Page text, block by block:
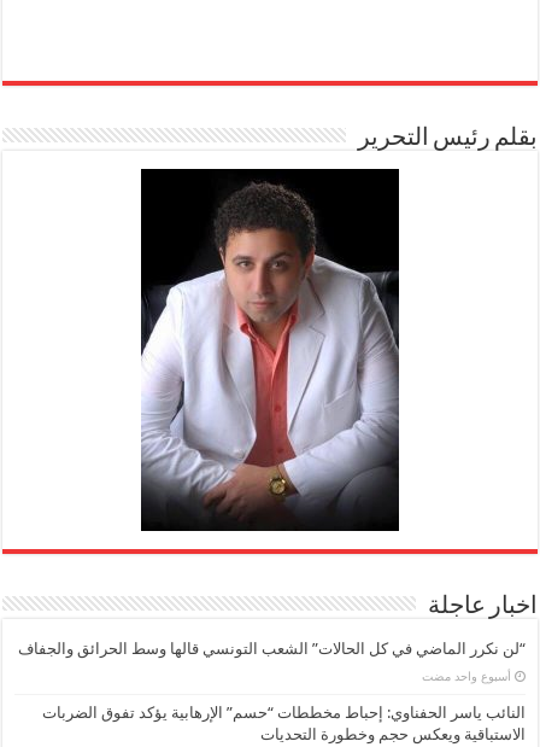
بقلم رئيس التحرير
اخبار عاجلة
“لن نكرر الماضي في كل الحالات” الشعب التونسي قالها وسط الحرائق والجفاف
‏أسبوع واحد مضت
النائب ياسر الحفناوي: إحباط مخططات “حسم” الإرهابية يؤكد تفوق الضربات
الاستباقية ويعكس حجم وخطورة التحديات